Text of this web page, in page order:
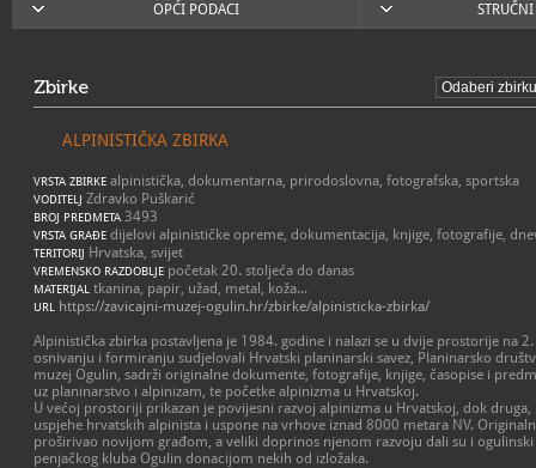
OPĆI PODACI
Zbirke
ALPINISTIČKA ZBIRKA
VRSTA ZBIRKE alpinistička, dokumentarna, prirodoslovna, fotografska, sportska
VODITELJ Zdravko Puškarić
BROJ PREDMETA 3493
VRSTA GRAĐE dijelovi alpinističke opreme, dokumentacija, knjige, fotografije,
TERITORIJ Hrvatska, svijet
VREMENSKO RAZDOBLJE početak 20. stoljeća do danas
MATERIJAL tkanina, papir, užad, metal, koža...
URL https://zavicajni-muzej-ogulin.hr/zbirke/alpinisticka-zbirka/
Alpinistička zbirka postavljena je 1984. godine i nalazi se u dvije prostorije na
osnivanju i formiranju sudjelovali Hrvatski planinarski savez, Planinarsko
muzej Ogulin, sadrži originalne dokumente, fotografije, knjige, časopise i
uz planinarstvo i alpinizam, te početke alpinizma u Hrvatskoj.
U većoj prostoriji prikazan je povijesni razvoj alpinizma u Hrvatskoj, dok
uspjehe hrvatskih alpinista i uspone na vrhove iznad 8000 metara NV.
proširivao novijom građom, a veliki doprinos njenom razvoju dali su i
penjačkog kluba Ogulin donacijom nekih od izložaka.